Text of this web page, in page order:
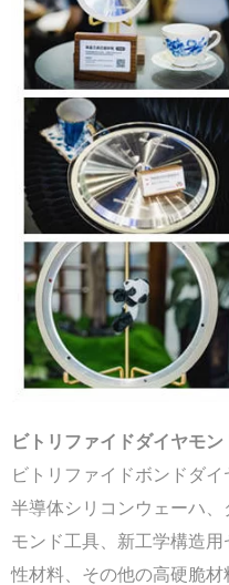
ビトリファイドダイヤモ
ビトリファイドボンドダイ
半導体シリコンウェーハ
モンド工具、新工学構造
性材料、その他の高硬脆